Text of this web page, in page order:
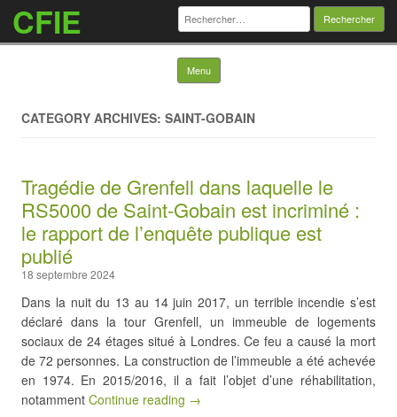
CFIE Rechercher :
Menu Skip to content
CATEGORY ARCHIVES: SAINT-GOBAIN
Tragédie de Grenfell dans laquelle le
RS5000 de Saint-Gobain est incriminé :
le rapport de l’enquête publique est
publié
18 septembre 2024
Dans la nuit du 13 au 14 juin 2017, un terrible incendie s’est
déclaré dans la tour Grenfell, un immeuble de logements
sociaux de 24 étages situé à Londres. Ce feu a causé la mort
de 72 personnes. La construction de l’immeuble a été achevée
en 1974. En 2015/2016, il a fait l’objet d’une réhabilitation,
notamment Continue reading →